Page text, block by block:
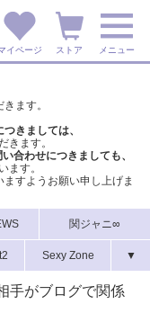
イページ ストア メニュー
ます。
きましては、
きます。
い合わせにつきましても、
ます。
すようお願い申し上げま
関ジャニ∞
Sexy Zone ▼
手がブログで関係